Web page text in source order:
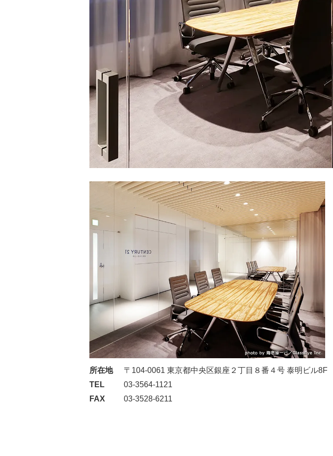
所在地
〒104-0061 東京都中央区銀座２丁目８番４号 泰明ビル8F
TEL
03-3564-1121
FAX
03-3528-6211